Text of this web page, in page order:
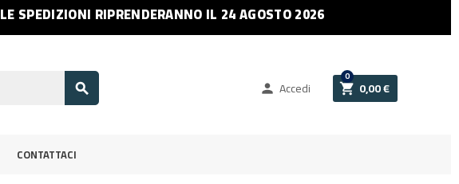
LE SPEDIZIONI RIPRENDERANNO IL 24 AGOSTO 2026
  Accedi  0,00 €
0
CONTATTACI